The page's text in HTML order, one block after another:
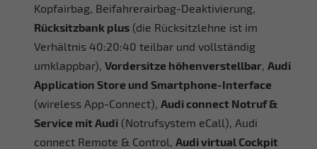
Kopfairbag, Beifahrerairbag-Deaktivierung,
Rücksitzbank plus (die Rücksitzlehne ist im
Verhältnis 40:20:40 teilbar und vollständig
umklappbar), Vordersitze höhenverstellbar Audi
Application Store und Smartphone-Interface
(wireless App-Connect), Audi connect Notruf &
Service mit Audi (Notrufsystem eCall), Audi
connect Remote & Control, Audi virtual Cockpit